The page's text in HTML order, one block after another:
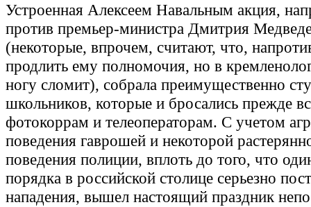
Устроенная Алексеем Навальным акция,
против премьер-министра Дмитрия
(некоторые, впрочем, считают, что,
продлить ему полномочия, но в
ногу сломит), собрала преимущественно
школьников, которые и бросались прежде
фотокоррам и телеоператорам. С учетом
поведения гаврошей и некоторой
поведения полиции, вплоть до того, что
порядка в российской столице серьезно
нападения, вышел настоящий праздник